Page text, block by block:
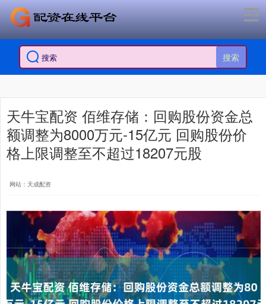
搜索
天牛宝配资 佰维存储：回购股份资金总
额调整为8000万元-15亿元 回购股份价
格上限调整至不超过18207元股
网站：天成配资